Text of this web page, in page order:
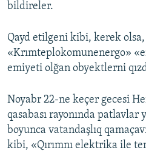
bildireler.
Qayd etilgeni kibi, kerek olsa,
«Krımteplokomunenergo»
emiyeti olğan obyektlerni
Noyabr 22-ne keçer gecesi
qasabası rayonında patlavlar
boyunca vatandaşlıq
kibi, «Qırımnı elektrika ile